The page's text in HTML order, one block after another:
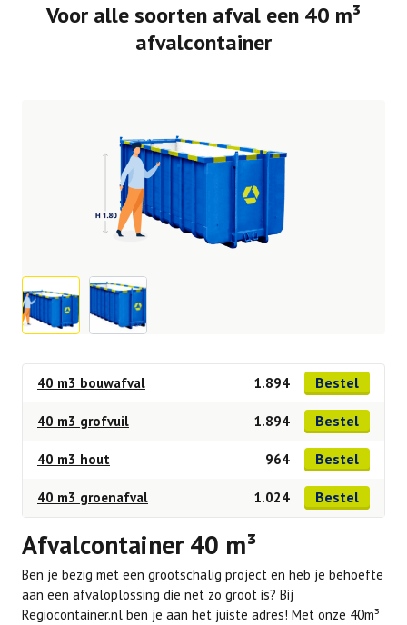
Voor alle soorten afval een 40 m³
afvalcontainer
40 m3 bouwafval 1.894 Bestel
40 m3 grofvuil 1.894 Bestel
40 m3 hout 964 Bestel
40 m3 groenafval 1.024 Bestel
Afvalcontainer 40 m³
Ben je bezig met een grootschalig project en heb je behoefte
aan een afvaloplossing die net zo groot is? Bij
Regiocontainer.nl ben je aan het juiste adres! Met onze 40m³